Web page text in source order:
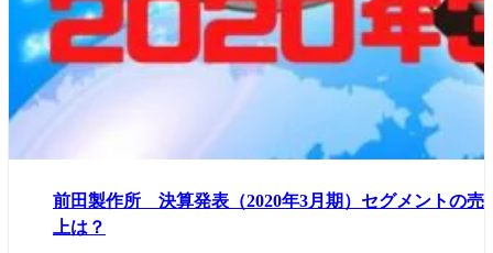
前田製作所 決算発表（2020年3月期）セグメントの売
上は？